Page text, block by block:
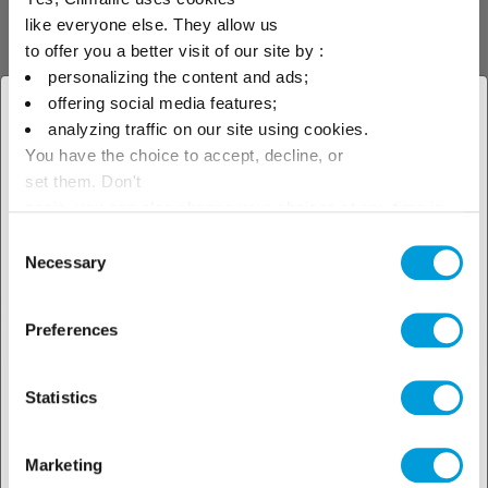
like everyone else. They allow us
to offer you a better visit of our site by :
personalizing the content and ads;
offering social media features;
analyzing traffic on our site using cookies.
You have the choice to accept, decline, or
set them. Don't
Selection
Necessary
Preferences
Statistics
Marketing
× Cerrar
Seleccione su ubicación para
R-454B
El R-454B es una mezcla no
azeotrópica de
hidrofluorocarbono (HFC) y de